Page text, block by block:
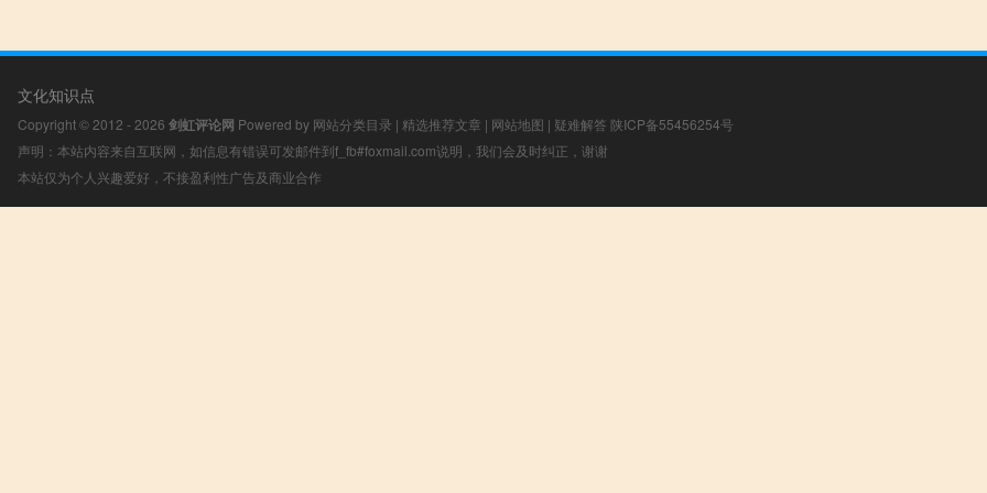
文化知识点
Copyright © 2012 - 2026 剑虹评论网 Powered by 网站分类目录 | 精选推荐文章 | 网站地图 | 疑难解答 陕ICP备55456254号
声明：本站内容来自互联网，如信息有错误可发邮件到f_fb#foxmail.com说明，我们会及时纠正，谢谢
本站仅为个人兴趣爱好，不接盈利性广告及商业合作